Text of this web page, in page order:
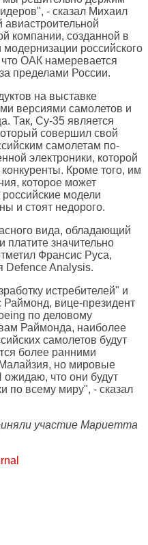
- сказал Михаил
компании, созданной в
российского
ОАК намеревается
пределами России.
на выставке
версиями самолетов и
Так, Су-35 является
совершил свой
самолетам по-
электроники, которой
Кроме того, им
которое может
модели
и стоят недорого.
вида, обладающий
платите значительно
Франсис Руса,
Defence Analysis.
истребителей" и
Раймонд, вице-президент
по деловому
Раймонда, наиболее
самолетов будут
более ранними
но мировые
что они будут
по всему миру", - сказал
участие Мариетта